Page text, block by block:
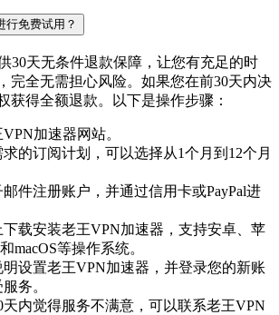
行免费试用？
30天无条件退款保障，让您有充足的时
完全无需担心风险。如果您在前30天内决
获得全额退款。以下是操作步骤：
加速器网站。
的订阅计划，可以选择从1个月到12个月
件注册账户，并通过信用卡或PayPal进
载安装老王VPN加速器，支持安卓、苹
macOS等操作系统。
设置老王VPN加速器，并登录您的新账
务。
天内觉得服务不满意，可以联系老王VPN